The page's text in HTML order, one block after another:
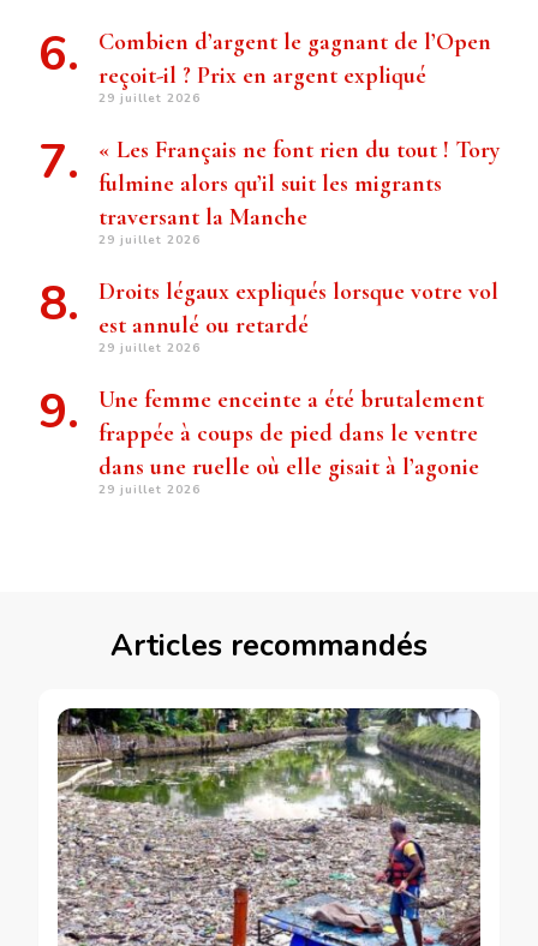
Combien d’argent le gagnant de l’Open
reçoit-il ? Prix ​​en argent expliqué
29 juillet 2026
« Les Français ne font rien du tout ! Tory
fulmine alors qu’il suit les migrants
traversant la Manche
29 juillet 2026
Droits légaux expliqués lorsque votre vol
est annulé ou retardé
29 juillet 2026
Une femme enceinte a été brutalement
frappée à coups de pied dans le ventre
dans une ruelle où elle gisait à l’agonie
29 juillet 2026
Articles recommandés